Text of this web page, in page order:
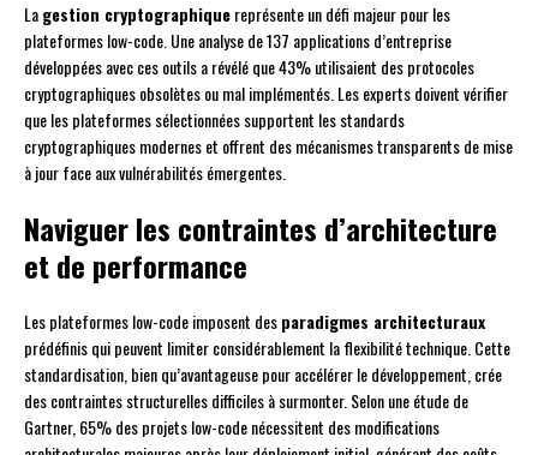
Lagestion cryptographiquereprésente un défi majeur pour les
plateformes low-code. Une analyse de 137 applications d’entreprise
développées avec ces outils a révélé que 43% utilisaient des protocoles
cryptographiques obsolètes ou mal implémentés. Les experts doivent vérifier
que les plateformes sélectionnées supportent les standards
cryptographiques modernes et offrent des mécanismes transparents de mise
à jour face aux vulnérabilités émergentes.
Naviguer les contraintes d’architecture
et de performance
Les plateformes low-code imposent desparadigmes architecturaux
prédéfinis qui peuvent limiter considérablement la flexibilité technique. Cette
standardisation, bien qu’avantageuse pour accélérer le développement, crée
des contraintes structurelles difficiles à surmonter. Selon une étude de
Gartner, 65% des projets low-code nécessitent des modifications